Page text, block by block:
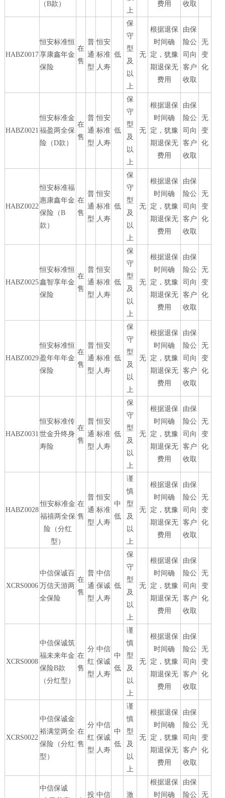
（B款）
上
费用
收取
HABZ0017
恒安标准恒
享康鑫年金
保险
在
售
普
通
型
恒安
标准
人寿
低
保
守
型
及
以
上
无
根据退保
时间确
定，犹豫
期退保无
费用
由保
险公
司向
客户
收取
无
变
化
HABZ0021
恒安标准金
福盈两全保
险（D款）
在
售
普
通
型
恒安
标准
人寿
低
保
守
型
及
以
上
无
根据退保
时间确
定，犹豫
期退保无
费用
由保
险公
司向
客户
收取
无
变
化
HABZ0022
恒安标准福
惠康鑫年金
保险（B
款）
在
售
普
通
型
恒安
标准
人寿
低
保
守
型
及
以
上
无
根据退保
时间确
定，犹豫
期退保无
费用
由保
险公
司向
客户
收取
无
变
化
HABZ0025
恒安标准恒
鑫智享年金
保险
在
售
普
通
型
恒安
标准
人寿
低
保
守
型
及
以
上
无
根据退保
时间确
定，犹豫
期退保无
费用
由保
险公
司向
客户
收取
无
变
化
HABZ0029
恒安标准恒
盈年年年金
保险
在
售
普
通
型
恒安
标准
人寿
低
保
守
型
及
以
上
无
根据退保
时间确
定，犹豫
期退保无
费用
由保
险公
司向
客户
收取
无
变
化
HABZ0031
恒安标准传
世金升终身
寿险
在
售
普
通
型
恒安
标准
人寿
低
保
守
型
及
以
上
无
根据退保
时间确
定，犹豫
期退保无
费用
由保
险公
司向
客户
收取
无
变
化
HABZ0028
恒安标准金
福禧两全保
险（分红
型）
在
售
普
通
型
恒安
标准
人寿
中
低
谨
慎
型
及
以
上
无
根据退保
时间确
定，犹豫
期退保无
费用
由保
险公
司向
客户
收取
无
变
化
XCRS0006
中信保诚百
万信天游两
全保险
在
售
普
通
型
中信
保诚
人寿
低
保
守
型
及
以
上
无
根据退保
时间确
定，犹豫
期退保无
费用
由保
险公
司向
客户
收取
无
变
化
XCRS0008
中信保诚筑
福未来年金
保险B款
（分红型）
在
售
分
红
型
中信
保诚
人寿
中
低
谨
慎
型
及
以
上
无
根据退保
时间确
定，犹豫
期退保无
费用
由保
险公
司向
客户
收取
无
变
化
XCRS0022
中信保诚金
裕满堂两全
保险（分红
型）
在
售
分
红
型
中信
保诚
人寿
中
低
谨
慎
型
及
以
上
无
根据退保
时间确
定，犹豫
期退保无
费用
由保
险公
司向
客户
收取
无
变
化
中信保诚
投 中信 激
根据退保
时间确
由保
险公
无